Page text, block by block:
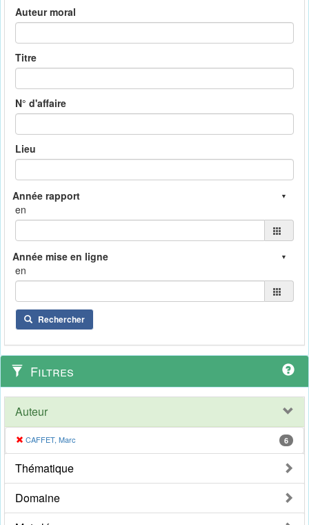
Auteur moral
Titre
N° d'affaire
Lieu
en
en
Rechercher
Filtres
Auteur
CAFFET, Marc 6
Thématique
Domaine